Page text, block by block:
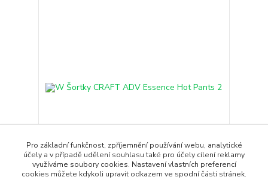
Pro základní funkčnost, zpříjemnění používání webu, analytické
účely a v případě udělení souhlasu také pro účely cílení reklamy
využíváme soubory cookies. Nastavení vlastních preferencí
cookies můžete kdykoli upravit odkazem ve spodní části stránek.